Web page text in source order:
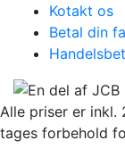
Kotakt os
Betal din
Alle priser er inkl.
tages forbehold